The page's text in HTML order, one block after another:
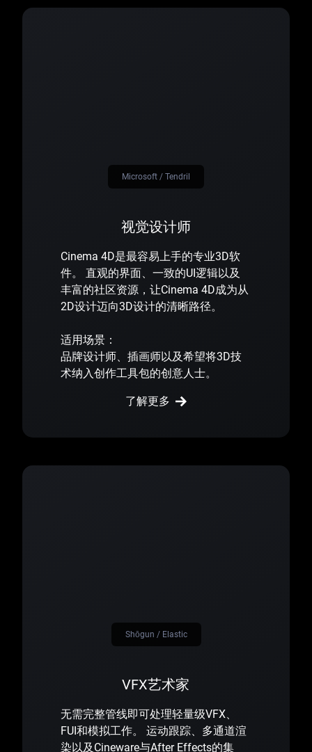
视觉设计师
Cinema 4D是最容易上手的专业3D软
件。 直观的界面、一致的UI逻辑以及
丰富的社区资源，让Cinema 4D成为从
2D设计迈向3D设计的清晰路径。
适用场景：
品牌设计师、插画师以及希望将3D技
术纳入创作工具包的创意人士。
了解更多
Microsoft / Tendril
VFX艺术家
无需完整管线即可处理轻量级VFX、
FUI和模拟工作。 运动跟踪、多通道渲
染以及Cineware与After Effects的集
Shōgun / Elastic